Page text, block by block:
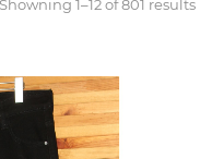
Showning 1–12 of 801 results